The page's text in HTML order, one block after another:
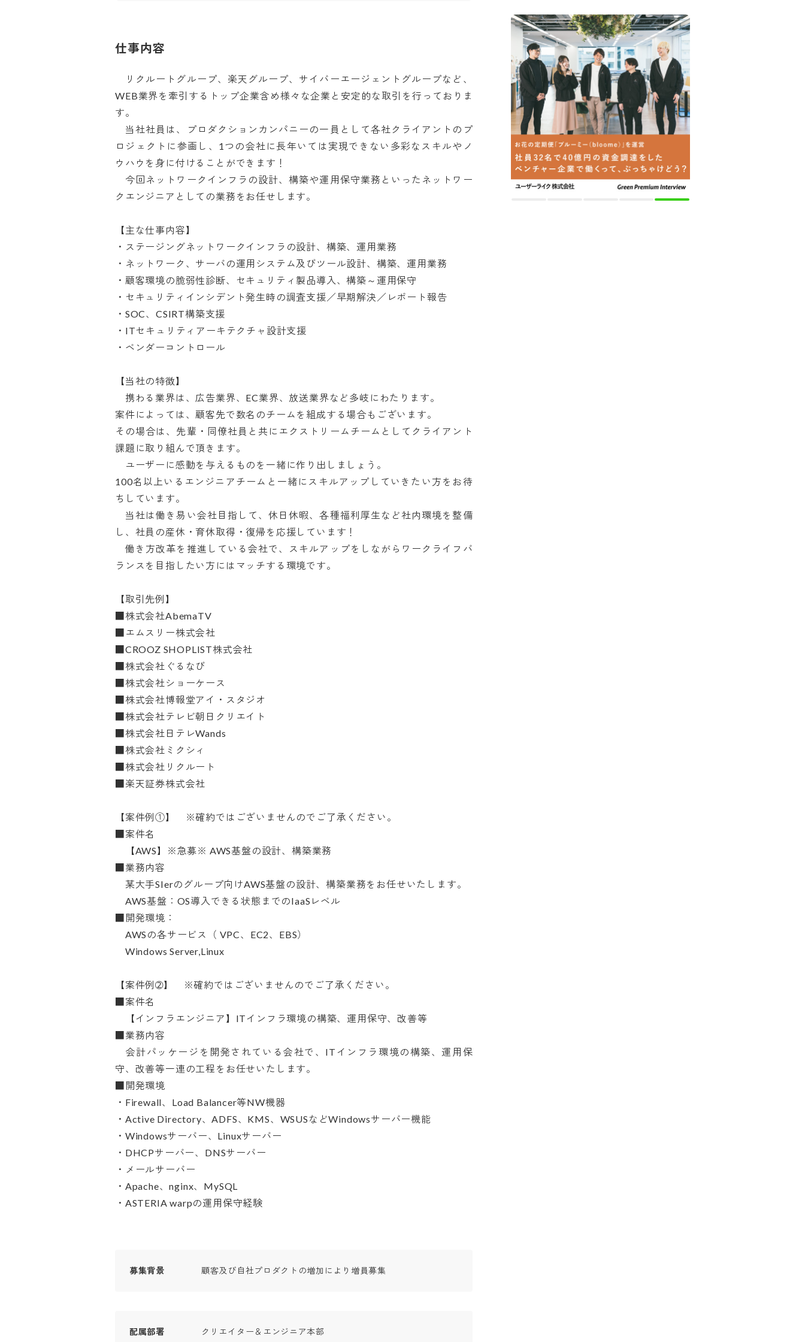
仕事内容
リクルートグループ、楽天グループ、サイバーエージェントグループなど、
WEB業界を牽引するトップ企業含め様々な企業と安定的な取引を行っておりま
す。
当社社員は、プロダクションカンパニーの一員として各社クライアントのプ
ロジェクトに参画し、1つの会社に長年いては実現できない多彩なスキルやノ
ウハウを身に付けることができます！
今回ネットワークインフラの設計、構築や運用保守業務といったネットワー
クエンジニアとしての業務をお任せします。
【主な仕事内容】
・ステージングネットワークインフラの設計、構築、運用業務
・ネットワーク、サーバの運用システム及びツール設計、構築、運用業務
・顧客環境の脆弱性診断、セキュリティ製品導入、構築～運用保守
・セキュリティインシデント発生時の調査支援／早期解決／レポート報告
・SOC、CSIRT構築支援
・ITセキュリティアーキテクチャ設計支援
・ベンダーコントロール
【当社の特徴】
携わる業界は、広告業界、EC業界、放送業界など多岐にわたります。
案件によっては、顧客先で数名のチームを組成する場合もございます。
その場合は、先輩・同僚社員と共にエクストリームチームとしてクライアント
課題に取り組んで頂きます。
ユーザーに感動を与えるものを一緒に作り出しましょう。
100名以上いるエンジニアチームと一緒にスキルアップしていきたい方をお待
ちしています。
当社は働き易い会社目指して、休日休暇、各種福利厚生など社内環境を整備
し、社員の産休・育休取得・復帰を応援しています！
働き方改革を推進している会社で、スキルアップをしながらワークライフバ
ランスを目指したい方にはマッチする環境です。
【取引先例】
■株式会社AbemaTV
■エムスリー株式会社
■CROOZ SHOPLIST株式会社
■株式会社ぐるなび
■株式会社ショーケース
■株式会社博報堂アイ・スタジオ
■株式会社テレビ朝日クリエイト
■株式会社日テレWands
■株式会社ミクシィ
■株式会社リクルート
■楽天証券株式会社
【案件例①】　※確約ではございませんのでご了承ください。
■案件名
【AWS】※急募※ AWS基盤の設計、構築業務
■業務内容
某大手SIerのグループ向けAWS基盤の設計、構築業務をお任せいたします。
AWS基盤：OS導入できる状態までのIaaSレベル
■開発環境：
AWSの各サービス（ VPC、EC2、EBS）
Windows Server,Linux
【案件例➁】　※確約ではございませんのでご了承ください。
■案件名
【インフラエンジニア】ITインフラ環境の構築、運用保守、改善等
■業務内容
会計パッケージを開発されている会社で、ITインフラ環境の構築、運用保
守、改善等一連の工程をお任せいたします。
■開発環境
・Firewall、Load Balancer等NW機器
・Active Directory、ADFS、KMS、WSUSなどWindowsサーバー機能
・Windowsサーバー、Linuxサーバー
・DHCPサーバー、DNSサーバー
・メールサーバー
・Apache、nginx、MySQL
・ASTERIA warpの運用保守経験
募集背景 顧客及び自社プロダクトの増加により増員募集
配属部署 クリエイター＆エンジニア本部